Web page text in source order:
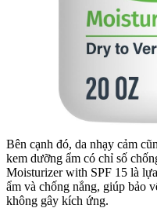
Bên cạnh đó, da nhạy cảm
kem dưỡng ẩm có chỉ số
Moisturizer with SPF 15 là
ẩm và chống nắng, giúp bảo
không gây kích ứng.